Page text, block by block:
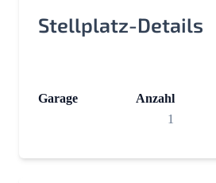
Stellplatz-Details
Garage
Anzahl
1